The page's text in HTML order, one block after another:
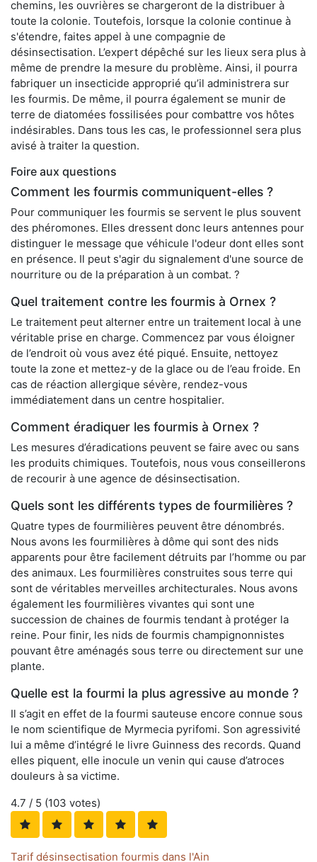
chemins, les ouvrières se chargeront de la distribuer à
toute la colonie. Toutefois, lorsque la colonie continue à
s'étendre, faites appel à une compagnie de
désinsectisation. L’expert dépêché sur les lieux sera plus à
même de prendre la mesure du problème. Ainsi, il pourra
fabriquer un insecticide approprié qu’il administrera sur
les fourmis. De même, il pourra également se munir de
terre de diatomées fossilisées pour combattre vos hôtes
indésirables. Dans tous les cas, le professionnel sera plus
avisé à traiter la question.
Foire aux questions
Comment les fourmis communiquent-elles ?
Pour communiquer les fourmis se servent le plus souvent
des phéromones. Elles dressent donc leurs antennes pour
distinguer le message que véhicule l'odeur dont elles sont
en présence. Il peut s'agir du signalement d'une source de
nourriture ou de la préparation à un combat. ?
Quel traitement contre les fourmis à Ornex ?
Le traitement peut alterner entre un traitement local à une
véritable prise en charge. Commencez par vous éloigner
de l’endroit où vous avez été piqué. Ensuite, nettoyez
toute la zone et mettez-y de la glace ou de l’eau froide. En
cas de réaction allergique sévère, rendez-vous
immédiatement dans un centre hospitalier.
Comment éradiquer les fourmis à Ornex ?
Les mesures d’éradications peuvent se faire avec ou sans
les produits chimiques. Toutefois, nous vous conseillerons
de recourir à une agence de désinsectisation.
Quels sont les différents types de fourmilières ?
Quatre types de fourmilières peuvent être dénombrés.
Nous avons les fourmilières à dôme qui sont des nids
apparents pour être facilement détruits par l’homme ou par
des animaux. Les fourmilières construites sous terre qui
sont de véritables merveilles architecturales. Nous avons
également les fourmilières vivantes qui sont une
succession de chaines de fourmis tendant à protéger la
reine. Pour finir, les nids de fourmis champignonnistes
pouvant être aménagés sous terre ou directement sur une
plante.
Quelle est la fourmi la plus agressive au monde ?
Il s’agit en effet de la fourmi sauteuse encore connue sous
le nom scientifique de Myrmecia pyrifomi. Son agressivité
lui a même d’intégré le livre Guinness des records. Quand
elles piquent, elle inocule un venin qui cause d’atroces
douleurs à sa victime.
4.7 / 5 (103 votes)
Tarif désinsectisation fourmis dans l'Ain